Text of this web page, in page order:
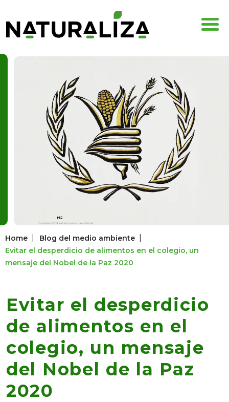
Home Blog del medio ambiente
Evitar el desperdicio de alimentos en el colegio, un
mensaje del Nobel de la Paz 2020
Evitar el desperdicio
de alimentos en el
colegio, un mensaje
del Nobel de la Paz
2020